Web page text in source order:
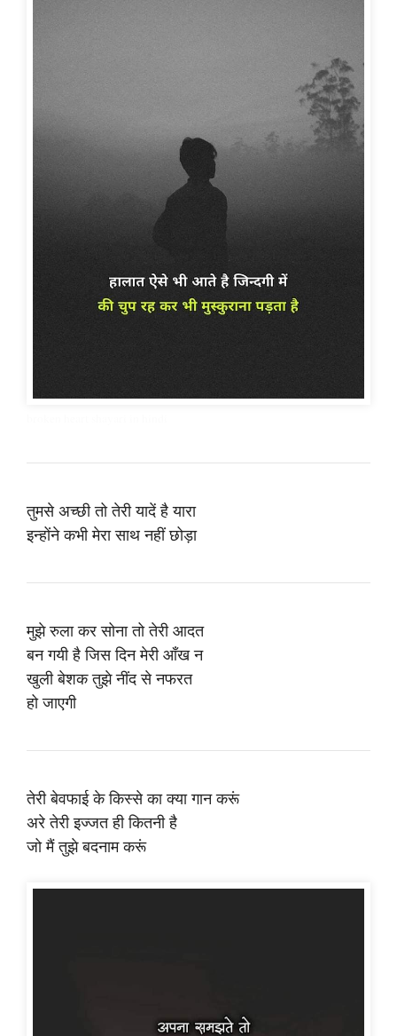
तुमसे अच्छी तो तेरी यादें है यारा
इन्होंने कभी मेरा साथ नहीं छोड़ा
मुझे रुला कर सोना तो तेरी आदत
बन गयी है जिस दिन मेरी आँख न
खुली बेशक तुझे नींद से नफरत
हो जाएगी
तेरी बेवफाई के किस्से का क्या गान करूं
अरे तेरी इज्जत ही कितनी है
जो मैं तुझे बदनाम करूं